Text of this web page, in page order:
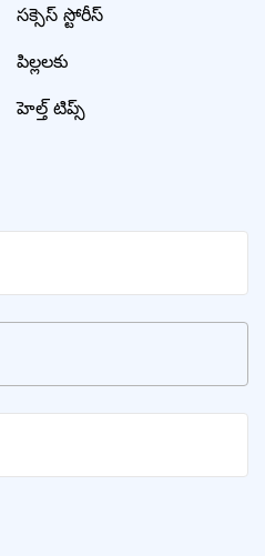
సక్సెస్ స్టోరీస్
పిల్లలకు
హెల్త్ టిప్స్